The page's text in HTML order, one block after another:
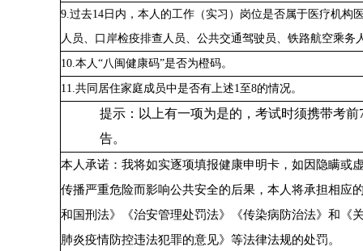
9.过去14日内，本人的工作（实习）岗位是否属于医疗机构
人员、口岸检疫排查人员、公共交通驾驶员、铁路航空乘务
10.本人“八闽健康码”是否为橙码。
11.共同居住家庭成员中是否有上述1至8的情况。
提示：以上有一项为是的，考试时须携带考
告。
本人承诺：我将如实逐项填报健康申明卡，如因隐瞒或
传播严重危险而影响公共安全的后果，本人将承担相应
和国刑法》《治安管理处罚法》《传染病防治法》和《
肺炎疫情防控违法犯罪的意见》等法律法规的处罚。